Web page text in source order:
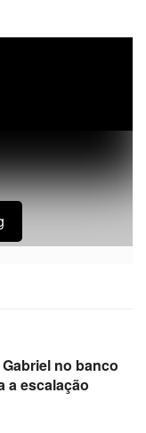
no banco
a escalação